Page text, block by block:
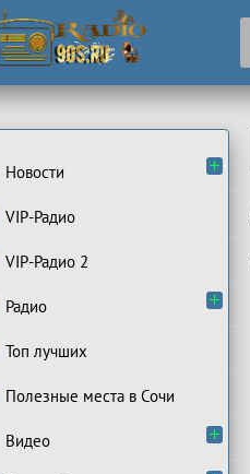
Новости
VIP-Радио
VIP-Радио 2
Радио
Топ лучших
Полезные места в Сочи
Видео